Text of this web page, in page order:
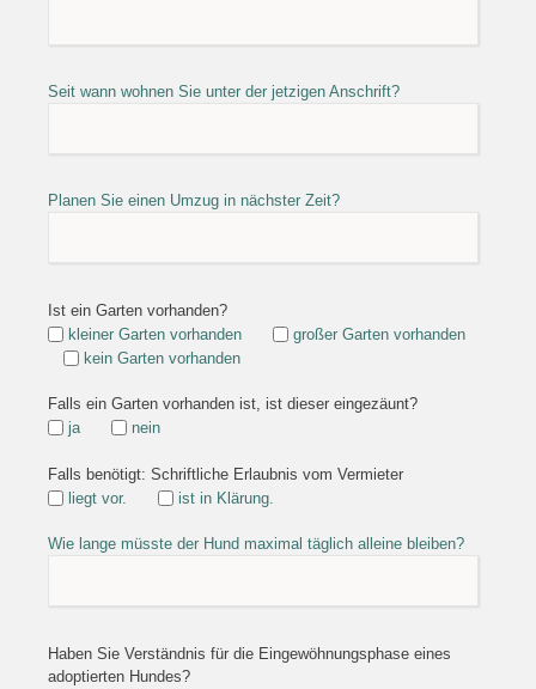
Seit wann wohnen Sie unter der jetzigen Anschrift?
Planen Sie einen Umzug in nächster Zeit?
Ist ein Garten vorhanden?
kleiner Garten vorhanden
großer Garten vorhanden
kein Garten vorhanden
Falls ein Garten vorhanden ist, ist dieser eingezäunt?
ja
nein
Falls benötigt: Schriftliche Erlaubnis vom Vermieter
liegt vor.
ist in Klärung.
Wie lange müsste der Hund maximal täglich alleine bleiben?
Haben Sie Verständnis für die Eingewöhnungsphase eines
adoptierten Hundes?